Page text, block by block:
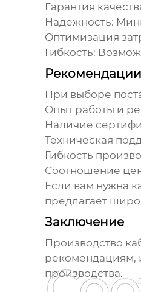
Гарантия
Надежность:
Оптимизация
Гибкость:
При выборе
Опыт работы и
Наличие
Техническая
Гибкость
Соотношение
Если вам нужна
предлагает
Заключение
Производство
рекомендациям,
производства.